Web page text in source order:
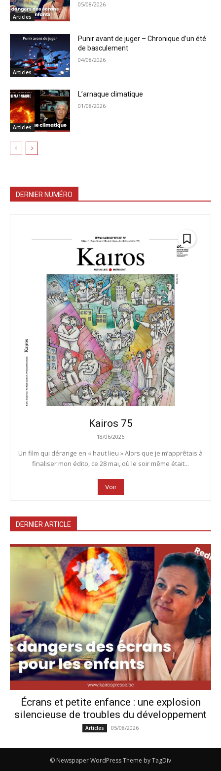
Articles
05/08/2026
Articles
Punir avant de juger – Chronique d’un été
de basculement
04/08/2026
Articles
L’arnaque climatique
01/08/2026
DERNIER NUMÉRO
Kairos 75
18/06/2026
Un film qui dérange en « haut lieu » Alors que je m’apprêtais à
finaliser mon édito, ce 28 mai, où le soir même était...
Voir
DERNIER ARTICLE
Écrans et petite enfance : une explosion
silencieuse de troubles du développement
Articles 05/08/2026
© Newspaper WordPress Theme by TagDiv